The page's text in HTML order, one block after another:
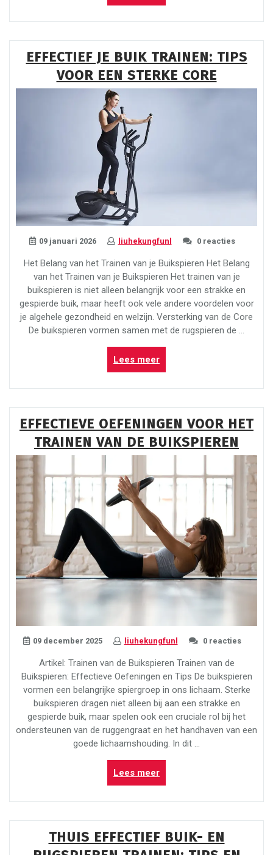
voor
Sterke
Lage
Buikspieren”
EFFECTIEF JE BUIK TRAINEN: TIPS
VOOR EEN STERKE CORE
09 januari 2026 liuhekungfunl 0 reacties
Het Belang van het Trainen van je Buikspieren Het Belang
van het Trainen van je Buikspieren Het trainen van je
buikspieren is niet alleen belangrijk voor een strakke en
gespierde buik, maar heeft ook vele andere voordelen voor
je algehele gezondheid en welzijn. Versterking van de Core
De buikspieren vormen samen met de rugspieren de …
Lees meer“Effectief
je
Buik
voor
een
Sterke
EFFECTIEVE OEFENINGEN VOOR HET
TRAINEN VAN DE BUIKSPIEREN
09 december 2025 liuhekungfunl 0 reacties
Artikel: Trainen van de Buikspieren Trainen van de
Buikspieren: Effectieve Oefeningen en Tips De buikspieren
vormen een belangrijke spiergroep in ons lichaam. Sterke
buikspieren dragen niet alleen bij aan een strakke en
gespierde buik, maar spelen ook een cruciale rol bij het
ondersteunen van de ruggengraat en het handhaven van een
goede lichaamshouding. In dit …
Lees meer“Effectieve
Oefeningen
voor
van
THUIS EFFECTIEF BUIK- EN